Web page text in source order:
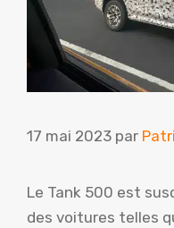
17 mai 2023 par
Le Tank 500 est
des voitures telles